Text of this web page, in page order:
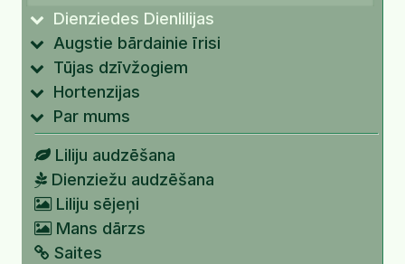
Dienziedes Dienlilijas
Augstie bārdainie īrisi
Tūjas dzīvžogiem
Hortenzijas
Par mums
Liliju audzēšana
Dienziežu audzēšana
Liliju sējeņi
Mans dārzs
Saites